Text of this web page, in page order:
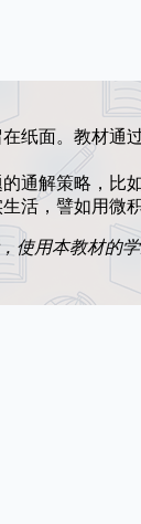
纸面。教材通
通解策略，比
活，譬如用微
使用本教材的